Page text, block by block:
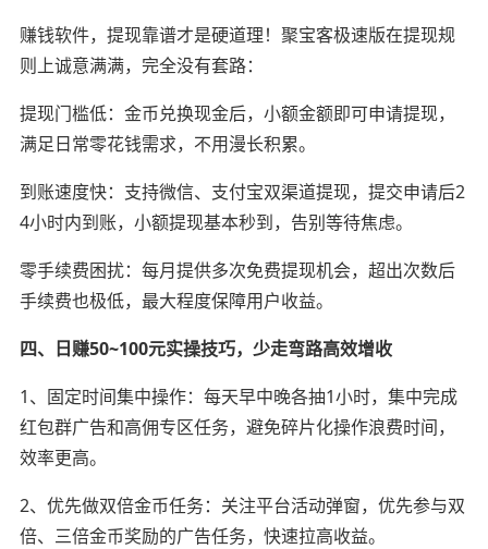
赚钱软件，提现靠谱才是硬道理！聚宝客极速版在提现规
则上诚意满满，完全没有套路：
提现门槛低：金币兑换现金后，小额金额即可申请提现，
满足日常零花钱需求，不用漫长积累。
到账速度快：支持微信、支付宝双渠道提现，提交申请后2
4小时内到账，小额提现基本秒到，告别等待焦虑。
零手续费困扰：每月提供多次免费提现机会，超出次数后
手续费也极低，最大程度保障用户收益。
四、日赚50~100元实操技巧，少走弯路高效增收
1、固定时间集中操作：每天早中晚各抽1小时，集中完成
红包群广告和高佣专区任务，避免碎片化操作浪费时间，
效率更高。
2、优先做双倍金币任务：关注平台活动弹窗，优先参与双
倍、三倍金币奖励的广告任务，快速拉高收益。